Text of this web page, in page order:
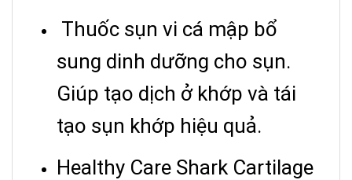
Thuốc sụn vi cá mập bổ
sung dinh dưỡng cho sụn.
Giúp tạo dịch ở khớp và tái
tạo sụn khớp hiệu quả.
Healthy Care Shark Cartilage